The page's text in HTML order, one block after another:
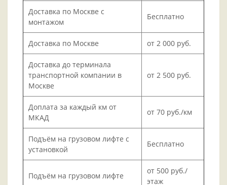
Доставка по Москве с
монтажом
Бесплатно
Доставка по Москве от 2 000 руб.
Доставка до терминала
транспортной компании в
Москве
от 2 500 руб.
Доплата за каждый км от
МКАД
от 70 руб./км
Подъём на грузовом лифте с
установкой
Бесплатно
Подъём на грузовом лифте
от 500 руб./
этаж